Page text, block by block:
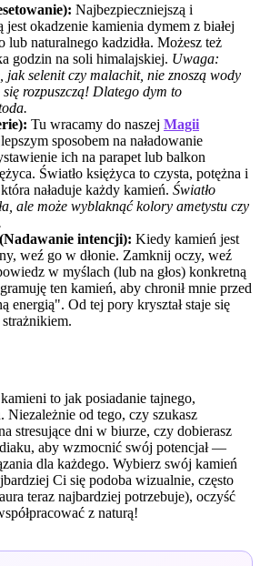
Najbezpieczniejszą i
jest okadzenie kamienia dymem z białej
lub naturalnego kadzidła. Możesz też
godzin na soli himalajskiej. Uwaga:
jak selenit czy malachit, nie znoszą wody
rozpuszczą! Dlatego dym to
Tu wracamy do naszej Magii
sposobem na naładowanie
ich na parapet lub balkon
Światło księżyca to czysta, potężna i
naładuje każdy kamień. Światło
ale może wyblaknąć kolory ametystu czy
intencji): Kiedy kamień jest
weź go w dłonie. Zamknij oczy, weź
w myślach (lub na głos) konkretną
ten kamień, aby chronił mnie przed
energią". Od tej pory kryształ staje się
to jak posiadanie tajnego,
Niezależnie od tego, czy szukasz
stresujące dni w biurze, czy dobierasz
aby wzmocnić swój potencjał —
dla każdego. Wybierz swój kamień
Ci się podoba wizualnie, często
teraz najbardziej potrzebuje), oczyść
z naturą!